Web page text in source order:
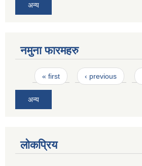
अन्य
नमुना फारमहरु
Pages
« first ‹ previous
अन्य
लोकप्रिय